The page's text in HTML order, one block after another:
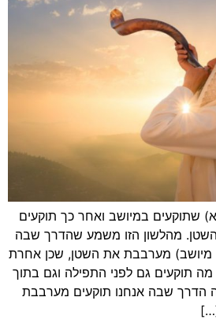
שתוקעים במיושב ואחר כך תוקעים
מהלשון הזו משמע שהדרך שבה
מיושב) מערבבת את השטן, שכן אחרת
מה תוקעים גם לפני התפילה וגם בתוך
הדרך שבה אנחנו תוקעים מערבבת